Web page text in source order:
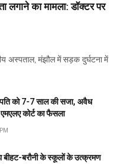
लगाने का मामला: डॉक्टर पर
अस्पताल, मंझौल में सड़क दुर्घटना में
पति को 7-7 साल की सजा, अवैध
कोर्ट का फैसला
बीहट-बरौनी के स्कूलों के उत्क्रमण